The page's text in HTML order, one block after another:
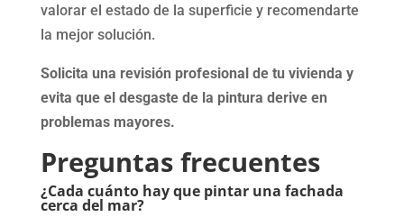
valorar el estado de la superficie y recomendarte
la mejor solución.
Solicita una revisión profesional de tu vivienda y
evita que el desgaste de la pintura derive en
problemas mayores.
Preguntas frecuentes
¿Cada cuánto hay que pintar una fachada
cerca del mar?